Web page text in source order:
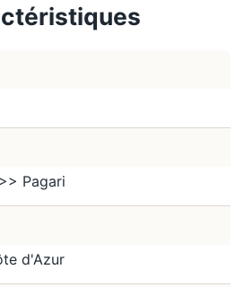
Pagari
d'Azur